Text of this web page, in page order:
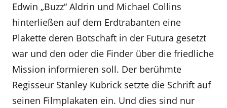
Edwin „Buzz“ Aldrin und Michael Collins
hinterließen auf dem Erdtrabanten eine
Plakette deren Botschaft in der Futura gesetzt
war und den oder die Finder über die friedliche
Mission informieren soll. Der berühmte
Regisseur Stanley Kubrick setzte die Schrift auf
seinen Filmplakaten ein. Und dies sind nur